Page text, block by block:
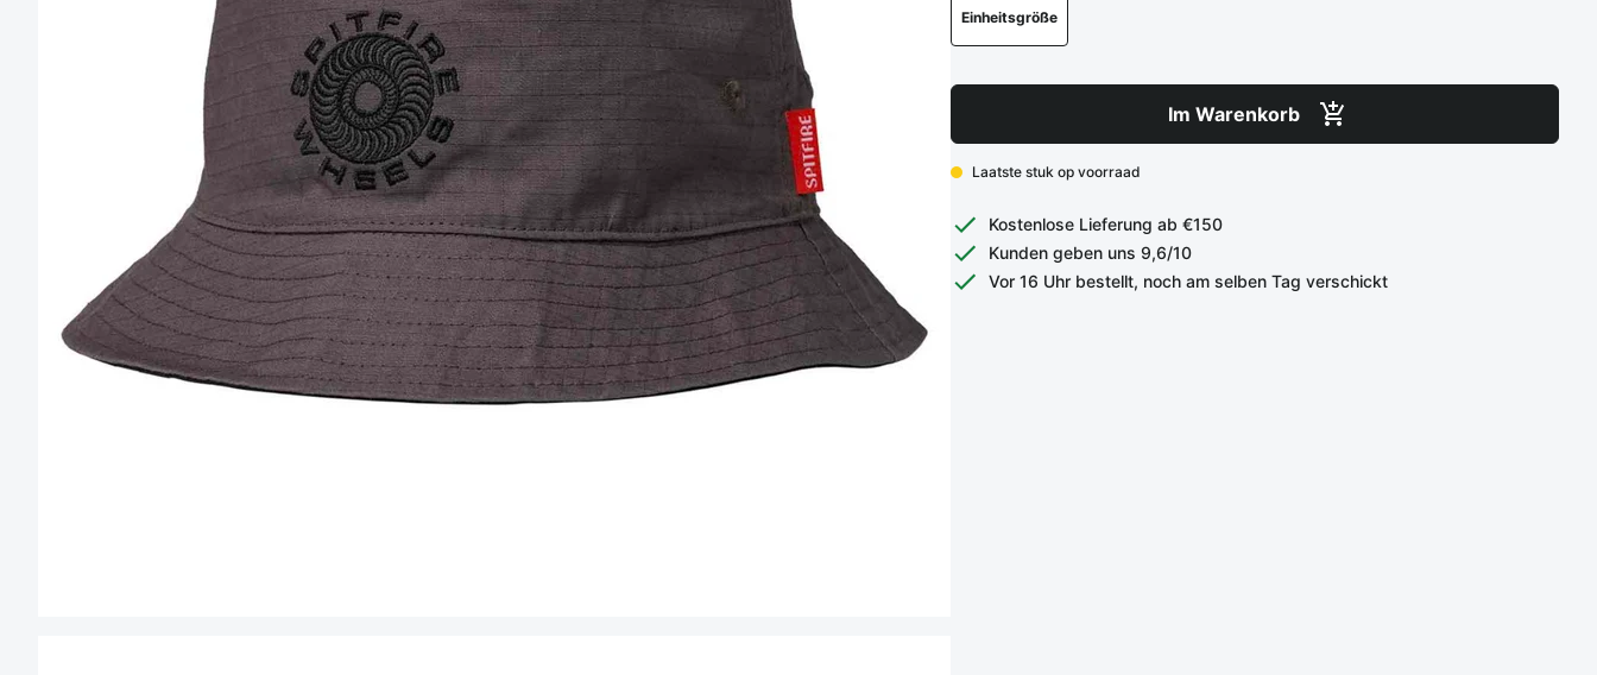
Einheitsgröße
Im Warenkorb
Laatste stuk op voorraad
Kostenlose Lieferung ab €150
Kunden geben uns 9,6/10
Vor 16 Uhr bestellt, noch am selben Tag verschickt